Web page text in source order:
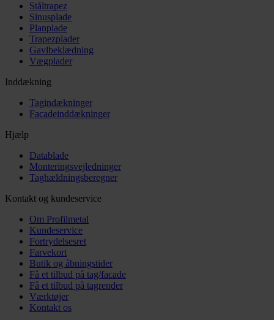
Ståltrapez
Sinusplade
Planplade
Trapezplader
Gavlbeklædning
Vægplader
Inddækning
Tagindækninger
Facadeinddækninger
Hjælp
Datablade
Monteringsvejledninger
Taghældningsberegner
Kontakt og kundeservice
Om Profilmetal
Kundeservice
Fortrydelsesret
Farvekort
Butik og åbningstider
Få et tilbud på tag/facade
Få et tilbud på tagrender
Værktøjer
Kontakt os